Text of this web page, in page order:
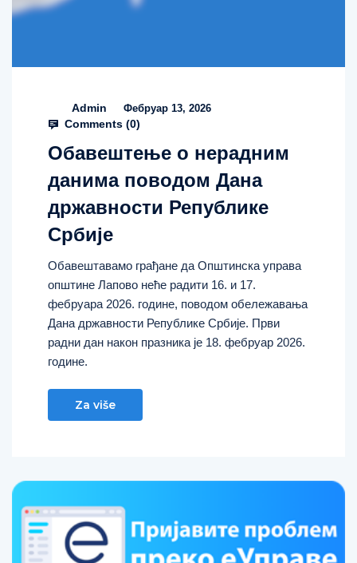
Admin Фебруар 13, 2026
Comments (0)
Обавештење о нерадним
данима поводом Дана
државности Републике
Србије
Обавештавамо грађане да Општинска управа
општине Лапово неће радити 16. и 17.
фебруара 2026. године, поводом обележавања
Дана државности Републике Србије. Први
радни дан након празника је 18. фебруар 2026.
године.
Za više